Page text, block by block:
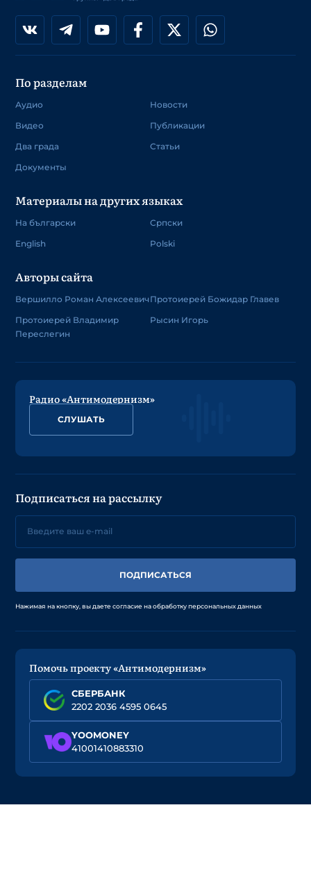
По разделам
Аудио
Видео
Два града
Документы
Новости
Публикации
Статьи
Материалы на других языках
На български
English
Српски
Polski
Авторы сайта
Вершилло Роман Алексеевич
Протоиерей Владимир
Переслегин
Протоиерей Божидар Главев
Рысин Игорь
Радио «Антимодернизм»
СЛУШАТЬ
Подписаться на рассылку
ПОДПИСАТЬСЯ
Нажимая на кнопку, вы даете согласие на обработку персональных данных
Помочь проекту «Антимодернизм»
СБЕРБАНК
2202 2036 4595 0645
YOOMONEY
41001410883310